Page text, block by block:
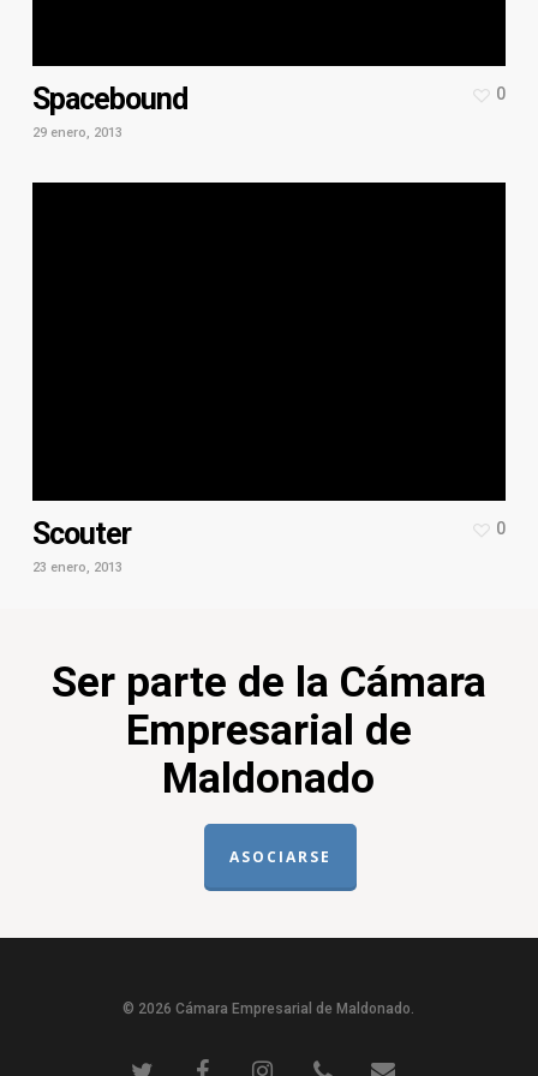
Spacebound
29 enero, 2013
0
Scouter
23 enero, 2013
0
Ser parte de la Cámara
Empresarial de
Maldonado
ASOCIARSE
© 2026 Cámara Empresarial de Maldonado.
twitter facebookinstagramphone email